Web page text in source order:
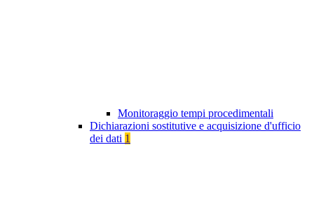
Monitoraggio tempi procedimentali
Dichiarazioni sostitutive e acquisizione d'ufficio
dei dati 1